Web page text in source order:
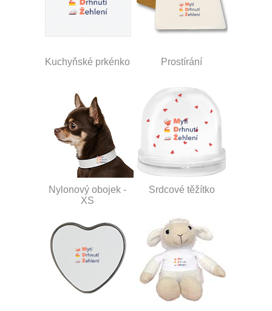
Kuchyňské prkénko Prostírání
Nylonový obojek -
XS
Srdcové těžítko